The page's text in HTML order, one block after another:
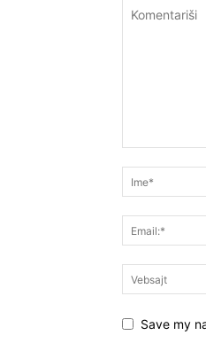
Save my